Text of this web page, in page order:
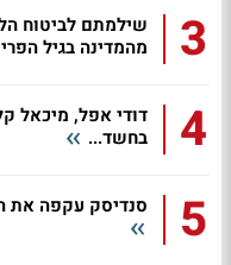
3
מהמדינה בגיל
4
דודי אפל, מיכאל
בחשד...
5 סנדיסק עקפה את